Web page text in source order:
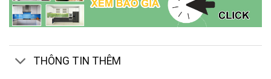
THÔNG TIN THÊM